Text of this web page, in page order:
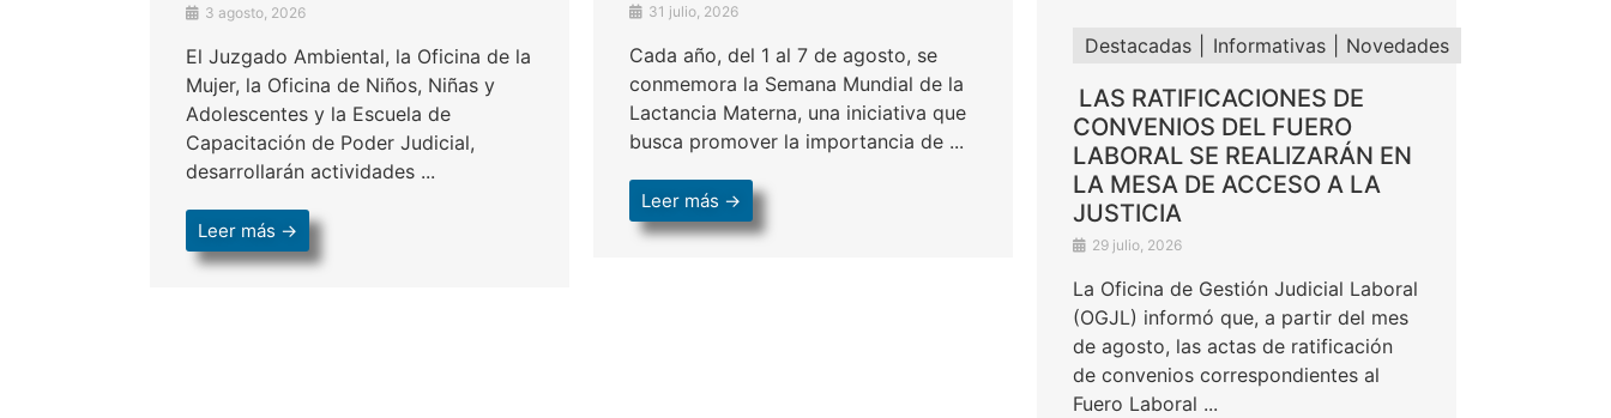
3 agosto, 2026
El Juzgado Ambiental, la Oficina de la
Mujer, la Oficina de Niños, Niñas y
Adolescentes y la Escuela de
Capacitación de Poder Judicial,
desarrollarán actividades ...
Leer más →
31 julio, 2026
Cada año, del 1 al 7 de agosto, se
conmemora la Semana Mundial de la
Lactancia Materna, una iniciativa que
busca promover la importancia de ...
Leer más →
Destacadas Informativas Novedades
LAS RATIFICACIONES DE
CONVENIOS DEL FUERO
LABORAL SE REALIZARÁN EN
LA MESA DE ACCESO A LA
JUSTICIA
29 julio, 2026
La Oficina de Gestión Judicial Laboral
(OGJL) informó que, a partir del mes
de agosto, las actas de ratificación
de convenios correspondientes al
Fuero Laboral ...